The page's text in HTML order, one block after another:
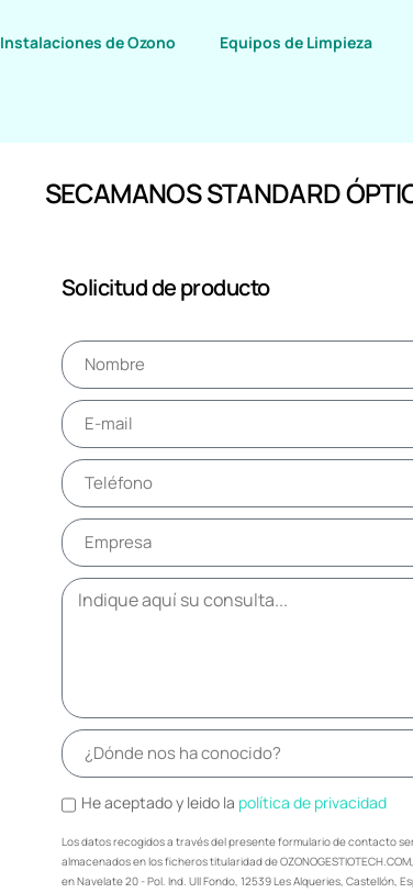
Instalaciones de Ozono Equipos de Limpieza
SECAMANOS STANDARD
Solicitud de producto
He aceptado y leido la política de privacidad
Los datos recogidos a través del presente formulario de contacto
almacenados en los ficheros titularidad de
en Navelate 20 - Pol. Ind. Ull Fondo, 12539 Les Alqueries, Castellón,